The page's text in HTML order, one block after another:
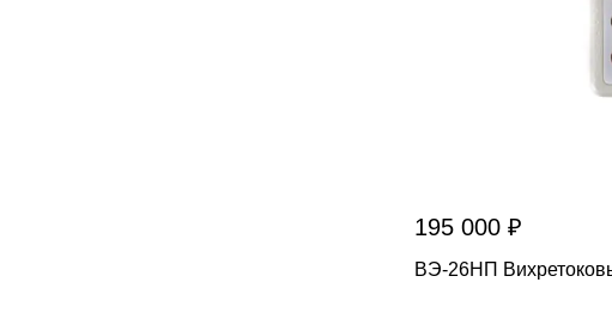
195 000 ₽
ВЭ-26НП